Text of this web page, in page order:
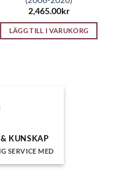
2,465.00kr
LÄGG TILL I VARUKORG
KUNSKAP
SERVICE MED